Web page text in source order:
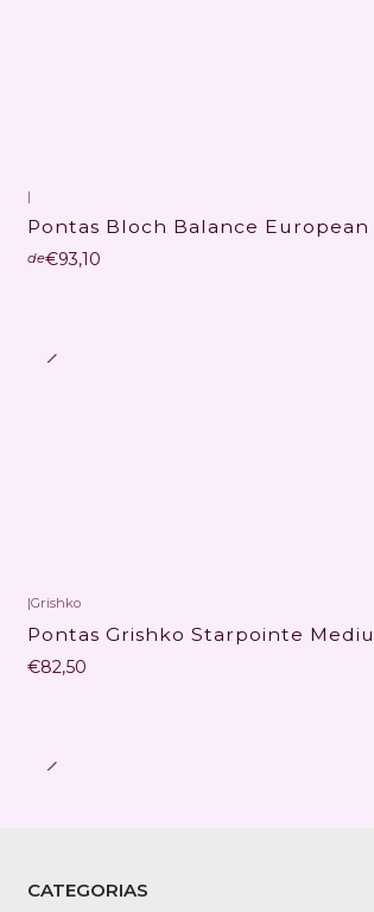
|
Pontas Bloch Balance European
de€93,10
|Grishko
Pontas Grishko Starpointe
€82,50
CATEGORIAS